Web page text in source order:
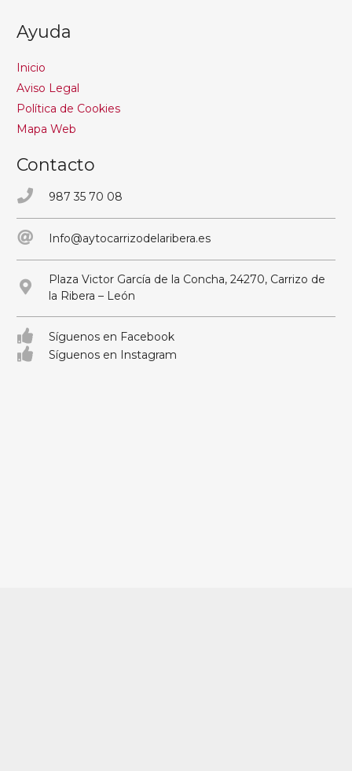
Ayuda
Inicio
Aviso Legal
Política de Cookies
Mapa Web
Contacto
987 35 70 08
Info@aytocarrizodelaribera.es
Plaza Victor García de la Concha, 24270, Carrizo de
la Ribera – León
Síguenos en Facebook
Síguenos en Instagram